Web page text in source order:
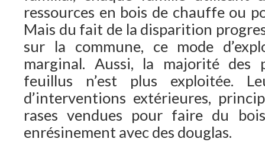
ressources en bois de chauffe ou
Mais du fait de la disparition
sur la commune, ce mode
marginal. Aussi, la majorité des
feuillus n’est plus exploitée.
d’interventions extérieures,
rases vendues pour faire du
enrésinement avec des douglas.